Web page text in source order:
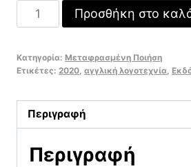
Ένας
φορητός
ποσότητα
Προσθήκη στο
Κατηγορία: Μεταφρασμένη Ποιήση
Ετικέτες: 2020 αγγλική λογοτεχνία
Περιγραφή
Περιγραφή